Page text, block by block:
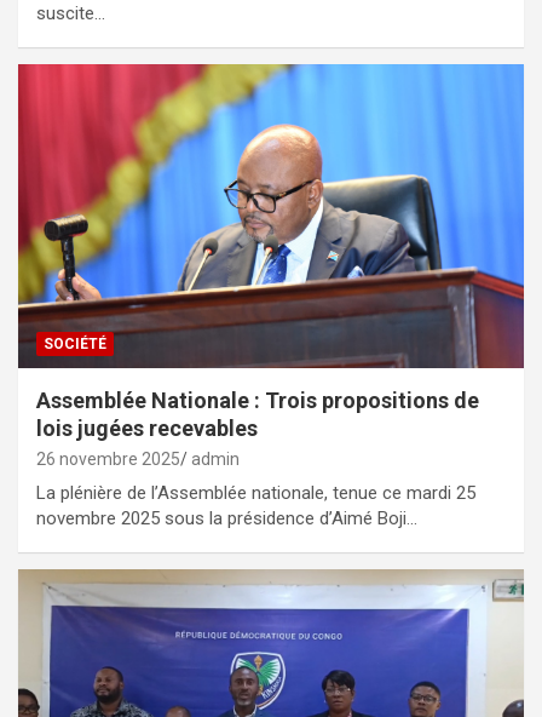
suscite…
SOCIÉTÉ
Assemblée Nationale : Trois propositions de
lois jugées recevables
26 novembre 2025 admin
La plénière de l’Assemblée nationale, tenue ce mardi 25
novembre 2025 sous la présidence d’Aimé Boji…